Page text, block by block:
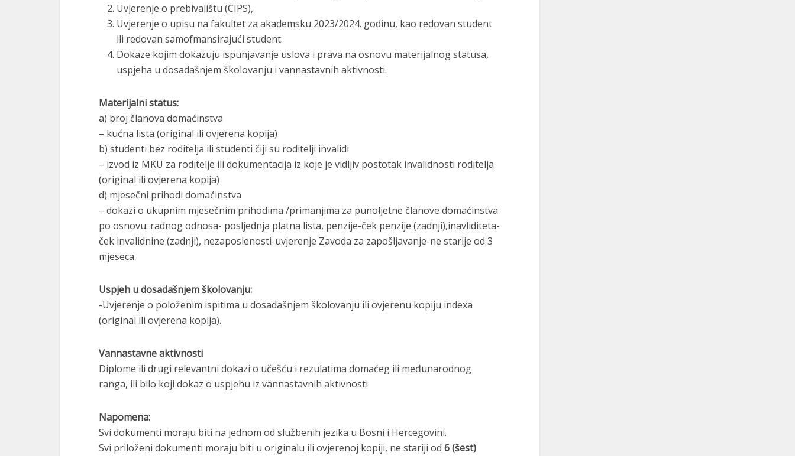
Uvjerenje o prebivalištu (CIPS),
Uvjerenje o upisu na fakultet za akademsku 2023/2024. godinu, kao redovan student
ili redovan samofmansirajući student.
Dokaze kojim dokazuju ispunjavanje uslova i prava na osnovu materijalnog statusa,
uspjeha u dosadašnjem školovanju i vannastavnih aktivnosti.
Materijalni status:
a) broj članova domaćinstva
– kućna lista (original ili ovjerena kopija)
b) studenti bez roditelja ili studenti čiji su roditelji invalidi
– izvod iz MKU za roditelje ili dokumentacija iz koje je vidljiv postotak invalidnosti roditelja
(original ili ovjerena kopija)
d) mjesečni prihodi domaćinstva
– dokazi o ukupnim mjesečnim prihodima /primanjima za punoljetne članove domaćinstva
po osnovu: radnog odnosa- posljednja platna lista, penzije-ček penzije (zadnji),inavliditeta-
ček invalidnine (zadnji), nezaposlenosti-uvjerenje Zavoda za zapošljavanje-ne starije od 3
mjeseca.
Uspjeh u dosadašnjem školovanju:
-Uvjerenje o položenim ispitima u dosadašnjem školovanju ili ovjerenu kopiju indexa
(original ili ovjerena kopija).
Vannastavne aktivnosti
Diplome ili drugi relevantni dokazi o učešću i rezulatima domaćeg ili međunarodnog
ranga, ili bilo koji dokaz o uspjehu iz vannastavnih aktivnosti
Napomena:
Svi dokumenti moraju biti na jednom od službenih jezika u Bosni i Hercegovini.
Svi priloženi dokumenti moraju biti u originalu ili ovjerenoj kopiji, ne stariji od 6 (šest)